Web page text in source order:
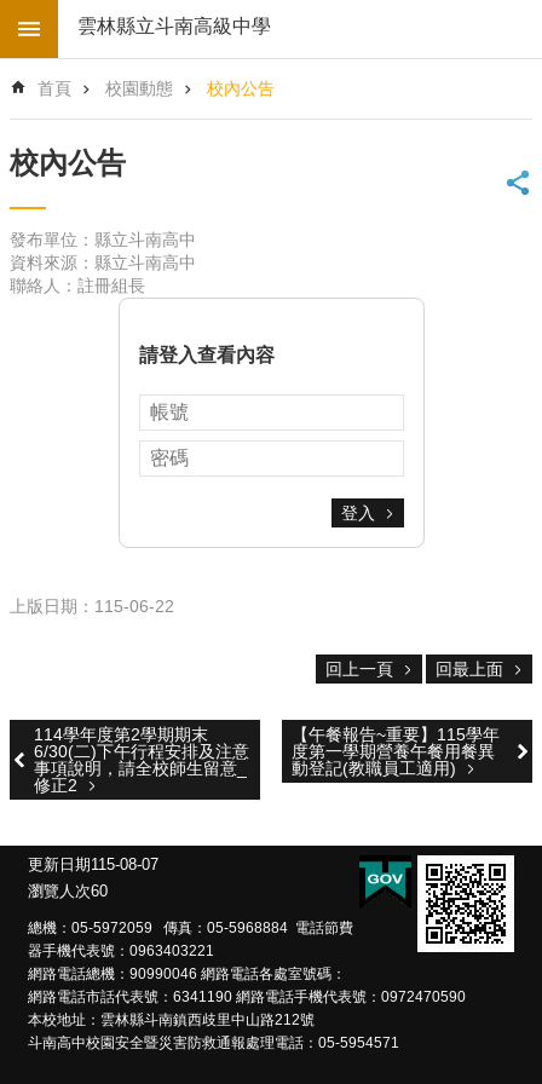
跳到主要內容區塊
階
搜
首
頁
學
校
政
處
意
見
反
認
識
本
校
校
園
成
雲林縣立斗南高級中學
首頁 校園動態 校內公告
校內公告
發布單位：縣立斗南高中
資料來源：縣立斗南高中
聯絡人：註冊組長
請登入查看內容
登入
上版日期：115-06-22
回上一頁 回最上面
114學年度第2學期期末
6/30(二)下午行程安排及注意
事項說明，請全校師生留意_
修正2
【午餐報告~重要】115學年
度第一學期營養午餐用餐異
動登記(教職員工適用)
更新日期115-08-07
瀏覽人次60
總機：05-5972059 傳真：05-5968884 電話節費
器手機代表號：0963403221
網路電話總機：90990046 網路電話各處室號碼：
網路電話市話代表號：6341190 網路電話手機代表號：0972470590
本校地址：雲林縣斗南鎮西歧里中山路212號
斗南高中校園安全暨災害防救通報處理電話：05-5954571